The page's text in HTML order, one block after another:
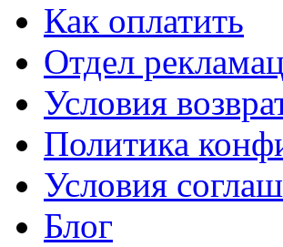
Как оплатить
Отдел
Условия
Политика
Условия
Блог